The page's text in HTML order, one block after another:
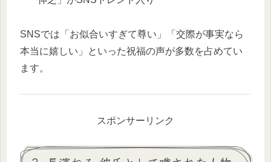
SNSでは「お似合いすぎて尊い」「交際が事実なら
本当に嬉しい」といった祝福の声が多数を占めてい
ます。
スポンサーリンク